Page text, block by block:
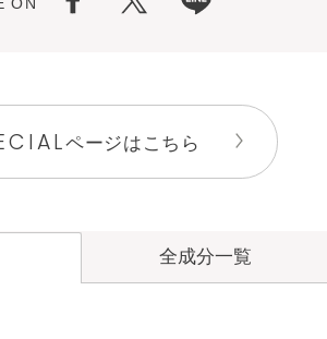
ページはこちら
全成分一覧